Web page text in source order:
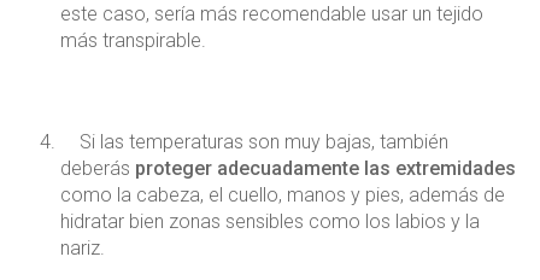
este caso, sería más recomendable usar un tejido
más transpirable.
Si las temperaturas son muy bajas, también
deberás proteger adecuadamente las extremidades
como la cabeza, el cuello, manos y pies, además de
hidratar bien zonas sensibles como los labios y la
nariz.